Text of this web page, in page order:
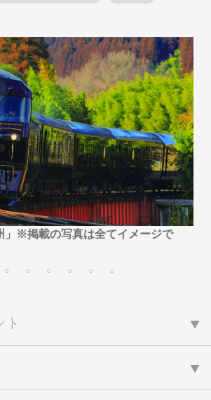
2月 3月 4月
5月
7月 8月
9月
11月
12月
ンウィーク
休み
年末年始
行
GRAND'EX
| 海外旅行
マから探す
在
お祭り・イベント
を訪れる
旅行
1月
8月
10月 11月
12月
休み
年末年始
煌
夢の休日 国内旅行
行
マから探す
花火
祭り
の味覚を味わう
チャーツーリズム・ウォー
」※掲載の写真は全てイメージで